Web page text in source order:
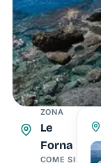
ZONA
Le
Forna
COME SI